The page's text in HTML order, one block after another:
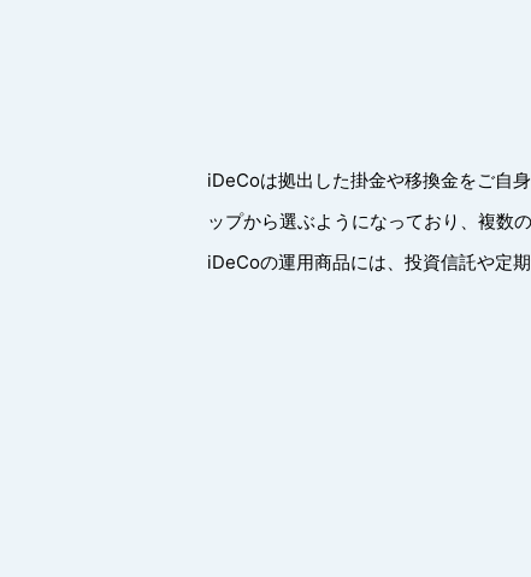
iDeCoは拠出した掛金や移換金をご自
ップから選ぶようになっており、複数
iDeCoの運用商品には、投資信託や定期